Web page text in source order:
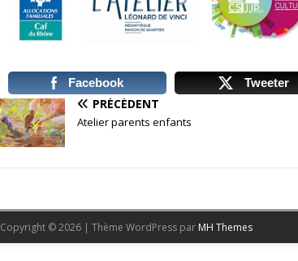
Facebook Tweeter
PRÉCÉDENT
Atelier parents enfants
Copyright © 2026 | Thème WordPress par MH Themes